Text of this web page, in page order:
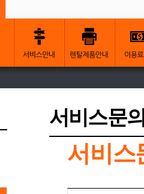
서비스문
서비스